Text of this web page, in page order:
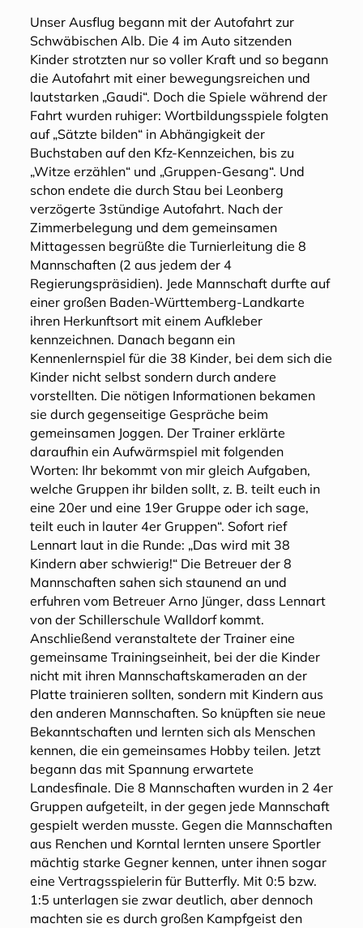
Unser Ausflug begann mit der Autofahrt zur
Schwäbischen Alb. Die 4 im Auto sitzenden
Kinder strotzten nur so voller Kraft und so begann
die Autofahrt mit einer bewegungsreichen und
lautstarken „Gaudi“. Doch die Spiele während der
Fahrt wurden ruhiger: Wortbildungsspiele folgten
auf „Sätzte bilden“ in Abhängigkeit der
Buchstaben auf den Kfz-Kennzeichen, bis zu
„Witze erzählen“ und „Gruppen-Gesang“. Und
schon endete die durch Stau bei Leonberg
verzögerte 3stündige Autofahrt. Nach der
Zimmerbelegung und dem gemeinsamen
Mittagessen begrüßte die Turnierleitung die 8
Mannschaften (2 aus jedem der 4
Regierungspräsidien). Jede Mannschaft durfte auf
einer großen Baden-Württemberg-Landkarte
ihren Herkunftsort mit einem Aufkleber
kennzeichnen. Danach begann ein
Kennenlernspiel für die 38 Kinder, bei dem sich die
Kinder nicht selbst sondern durch andere
vorstellten. Die nötigen Informationen bekamen
sie durch gegenseitige Gespräche beim
gemeinsamen Joggen. Der Trainer erklärte
daraufhin ein Aufwärmspiel mit folgenden
Worten: Ihr bekommt von mir gleich Aufgaben,
welche Gruppen ihr bilden sollt, z. B. teilt euch in
eine 20er und eine 19er Gruppe oder ich sage,
teilt euch in lauter 4er Gruppen“. Sofort rief
Lennart laut in die Runde: „Das wird mit 38
Kindern aber schwierig!“ Die Betreuer der 8
Mannschaften sahen sich staunend an und
erfuhren vom Betreuer Arno Jünger, dass Lennart
von der Schillerschule Walldorf kommt.
Anschließend veranstaltete der Trainer eine
gemeinsame Trainingseinheit, bei der die Kinder
nicht mit ihren Mannschaftskameraden an der
Platte trainieren sollten, sondern mit Kindern aus
den anderen Mannschaften. So knüpften sie neue
Bekanntschaften und lernten sich als Menschen
kennen, die ein gemeinsames Hobby teilen. Jetzt
begann das mit Spannung erwartete
Landesfinale. Die 8 Mannschaften wurden in 2 4er
Gruppen aufgeteilt, in der gegen jede Mannschaft
gespielt werden musste. Gegen die Mannschaften
aus Renchen und Korntal lernten unsere Sportler
mächtig starke Gegner kennen, unter ihnen sogar
eine Vertragsspielerin für Butterfly. Mit 0:5 bzw.
1:5 unterlagen sie zwar deutlich, aber dennoch
machten sie es durch großen Kampfgeist den